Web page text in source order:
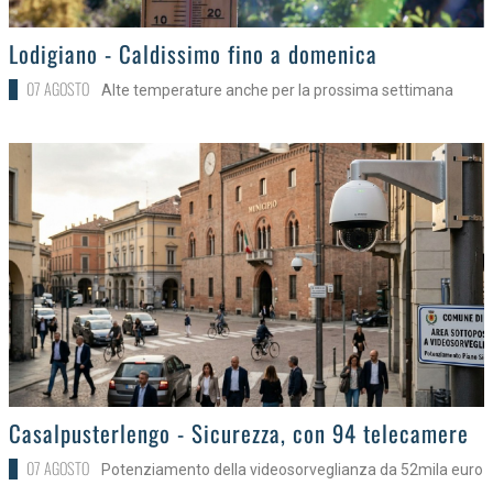
>Lodigiano - Caldissimo fino a domenica
07 AGOSTO Alte temperature anche per la prossima settimana
>
Casalpusterlengo - Sicurezza, con 94 telecamere
07 AGOSTO Potenziamento della videosorveglianza da 52mila euro